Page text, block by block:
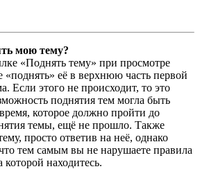
мою тему?
«Поднять тему» при просмотре
её в верхнюю часть первой
Если этого не происходит, то это
поднятия тем могла быть
которое должно пройти до
темы, ещё не прошло. Также
просто ответив на неё, однако
что тем самым вы не нарушаете правила
находитесь.